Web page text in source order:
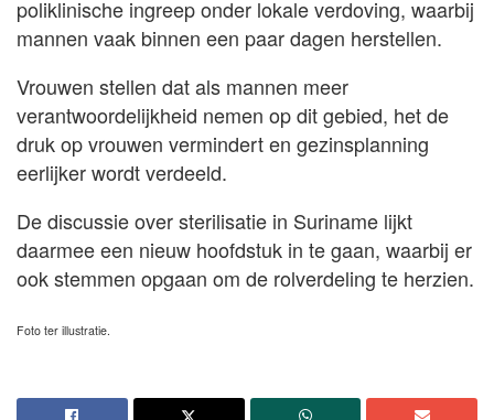
poliklinische ingreep onder lokale verdoving, waarbij
mannen vaak binnen een paar dagen herstellen.
Vrouwen stellen dat als mannen meer
verantwoordelijkheid nemen op dit gebied, het de
druk op vrouwen vermindert en gezinsplanning
eerlijker wordt verdeeld.
De discussie over sterilisatie in Suriname lijkt
daarmee een nieuw hoofdstuk in te gaan, waarbij er
ook stemmen opgaan om de rolverdeling te herzien.
Foto ter illustratie.